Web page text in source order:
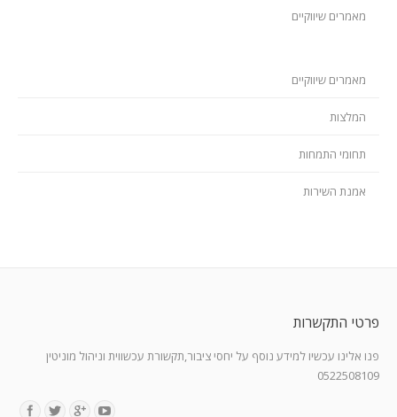
מאמרים שיווקיים
מאמרים שיווקיים
המלצות
תחומי התמחות
אמנת השירות
פרטי התקשרות
פנו אלינו עכשיו למידע נוסף על יחסי ציבור,תקשורת עכשווית וניהול מוניטין
0522508109